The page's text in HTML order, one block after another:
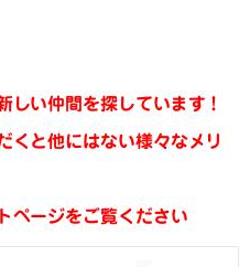
しい仲間を探しています！
くと他にはない様々なメリ
ページをご覧ください